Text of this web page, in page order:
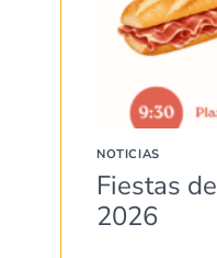
NOTICIAS
Fiestas
2026